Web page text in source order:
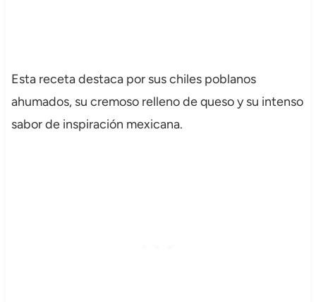
Esta receta destaca por sus chiles poblanos
ahumados, su cremoso relleno de queso y su intenso
sabor de inspiración mexicana.